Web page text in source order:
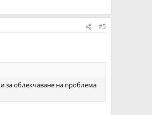
#5
за облекчаване на проблема